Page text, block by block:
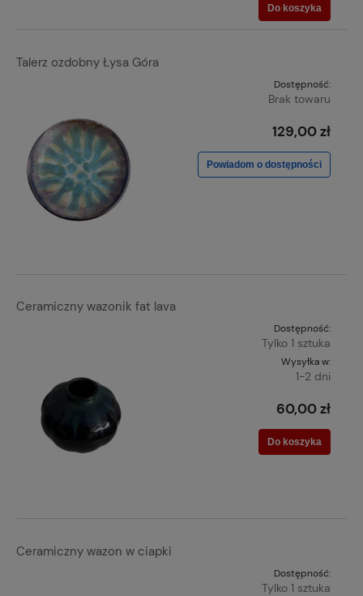
Do koszyka
Talerz ozdobny Łysa Góra
Dostępność:
Brak towaru
129,00 zł
Powiadom o dostępności
Ceramiczny wazonik fat lava
Dostępność:
Tylko 1 sztuka
Wysyłka w:
1-2 dni
60,00 zł
Do koszyka
Ceramiczny wazon w ciapki
Dostępność:
Tylko 1 sztuka